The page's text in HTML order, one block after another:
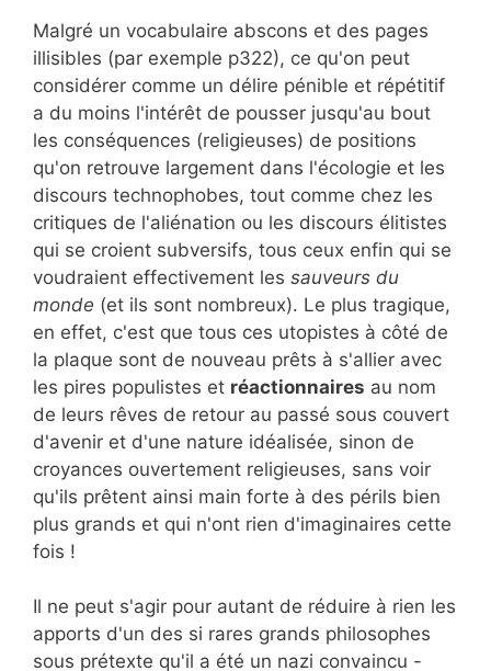
Malgré un vocabulaire abscons et des pages
illisibles (par exemple p322), ce qu'on peut
considérer comme un délire pénible et répétitif
a du moins l'intérêt de pousser jusqu'au bout
les conséquences (religieuses) de positions
qu'on retrouve largement dans l'écologie et les
discours technophobes, tout comme chez les
critiques de l'aliénation ou les discours élitistes
qui se croient subversifs, tous ceux enfin qui se
voudraient effectivement les sauveurs du
monde (et ils sont nombreux). Le plus tragique,
en effet, c'est que tous ces utopistes à côté de
la plaque sont de nouveau prêts à s'allier avec
les pires populistes et réactionnaires au nom
de leurs rêves de retour au passé sous couvert
d'avenir et d'une nature idéalisée, sinon de
croyances ouvertement religieuses, sans voir
qu'ils prêtent ainsi main forte à des périls bien
plus grands et qui n'ont rien d'imaginaires cette
fois !
Il ne peut s'agir pour autant de réduire à rien les
apports d'un des si rares grands philosophes
sous prétexte qu'il a été un nazi convaincu -